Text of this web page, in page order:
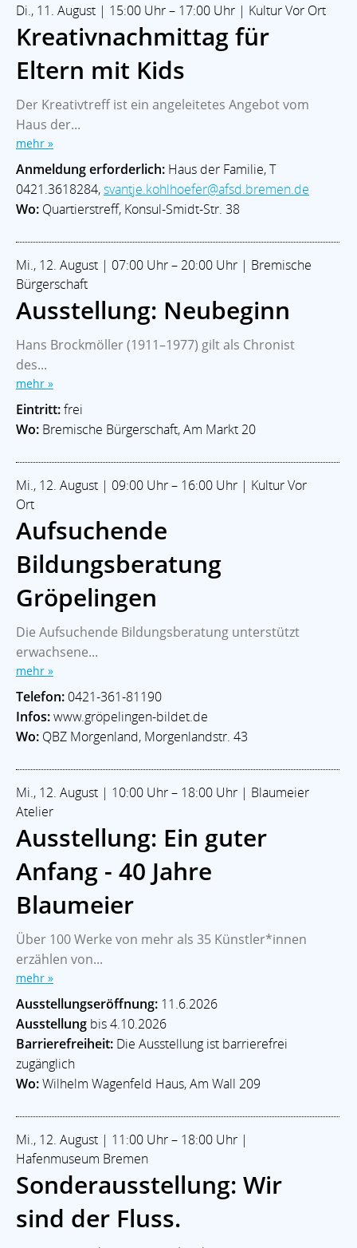
Di., 11. August | 15:00 Uhr – 17:00 Uhr | Kultur Vor Ort
Kreativnachmittag für
Eltern mit Kids
Der Kreativtreff ist ein angeleitetes Angebot vom
Haus der...
mehr »
Anmeldung erforderlich: Haus der Familie, T
0421.3618284,svantje.kohlhoefer@afsd.bremen.de
Wo: Quartierstreff, Konsul-Smidt-Str. 38
Mi., 12. August | 07:00 Uhr – 20:00 Uhr | Bremische
Bürgerschaft
Ausstellung: Neubeginn
Hans Brockmöller (1911–1977) gilt als Chronist
des...
mehr »
Eintritt:frei
Wo: Bremische Bürgerschaft, Am Markt 20
Mi., 12. August | 09:00 Uhr – 16:00 Uhr | Kultur Vor
Ort
Aufsuchende
Bildungsberatung
Gröpelingen
Die Aufsuchende Bildungsberatung unterstützt
erwachsene...
mehr »
Telefon: 0421-361-81190
Infos:www.gröpelingen-bildet.de
Wo: QBZ Morgenland, Morgenlandstr. 43
Mi., 12. August | 10:00 Uhr – 18:00 Uhr | Blaumeier
Atelier
Ausstellung: Ein guter
Anfang - 40 Jahre
Blaumeier
Über 100 Werke von mehr als 35 Künstler*innen
erzählen von...
mehr »
Ausstellungseröffnung: 11.6.2026
Ausstellung bis 4.10.2026
Barrierefreiheit: Die Ausstellung ist barrierefrei
zugänglich
Wo:Wilhelm Wagenfeld Haus, Am Wall 209
Mi., 12. August | 11:00 Uhr – 18:00 Uhr |
Hafenmuseum Bremen
Sonderausstellung: Wir
sind der Fluss.